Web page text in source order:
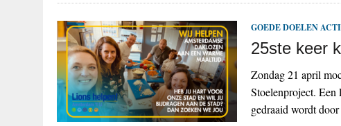
GOEDE DOELEN
25ste keer
Zondag 21 april
Stoelenproject.
gedraaid wordt